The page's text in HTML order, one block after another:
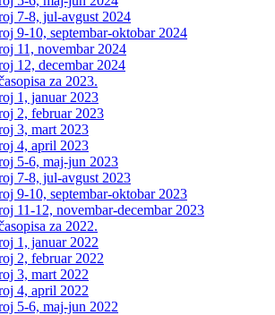
7-8, jul-avgust 2024
9-10, septembar-oktobar 2024
11, novembar 2024
12, decembar 2024
za 2023.
1, januar 2023
2, februar 2023
3, mart 2023
4, april 2023
5-6, maj-jun 2023
7-8, jul-avgust 2023
9-10, septembar-oktobar 2023
11-12, novembar-decembar 2023
za 2022.
1, januar 2022
2, februar 2022
3, mart 2022
4, april 2022
5-6, maj-jun 2022